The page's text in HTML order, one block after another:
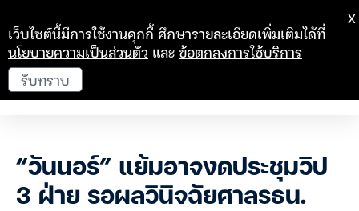
“วันนอร์” แย้มอาจงดประชุมวิป
3 ฝ่าย รอผลวินิจฉัยศาลรธน.
เว็บไซต์นี้มีการใช้งานคุกกี้ ศึกษารายละเอียดเพิ่มเติมได้ที่
นโยบายความเป็นส่วนตัว และข้อตกลงการใช้บริการ
รับทราบ
X